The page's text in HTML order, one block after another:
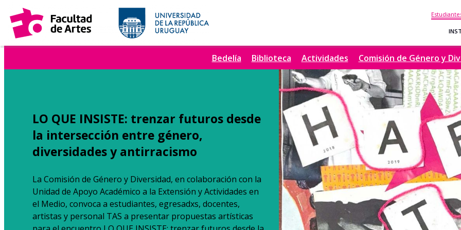
Saltar
al
contenido
Bedelía Biblioteca Actividades Comisión de Género y
LO QUE INSISTE: trenzar futuros desde
la intersección entre género,
diversidades y antirracismo
La Comisión de Género y Diversidad, en colaboración con la
Unidad de Apoyo Académico a la Extensión y Actividades en
el Medio, convoca a estudiantes, egresadxs, docentes,
artistas y personal TAS a presentar propuestas artísticas